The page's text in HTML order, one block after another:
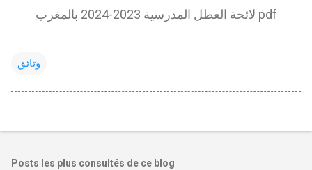
لائحة العطل المدرسية 2023-2024 بالمغرب pdf
وثائق
Posts les plus consultés de ce blog